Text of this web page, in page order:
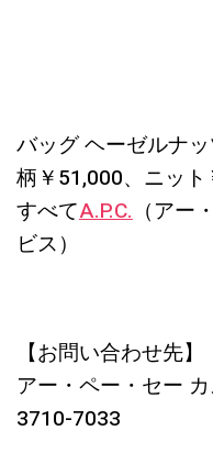
バッグ ヘーゼルナ
柄￥51,000、ニッ
すべてA.P.C.（アー
ビス）
【お問い合わせ先】
アー・ペー・セー
3710-7033